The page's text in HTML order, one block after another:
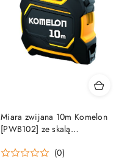
Miara zwijana 10m Komelon
[PWB102] ze skalą
(0)